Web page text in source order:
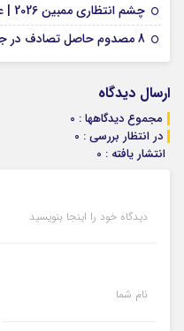
چشم انتظاری ممبین 2026 | عکاس: وحید اورکی
8 مصدوم حاصل تصادف در جاده سوسن
ارسال دیدگاه
مجموع دیدگاهها : 0
در انتظار بررسی : 0
انتشار یافته : 0
دیدگاه خود را اینجا بنویسید
نام شما